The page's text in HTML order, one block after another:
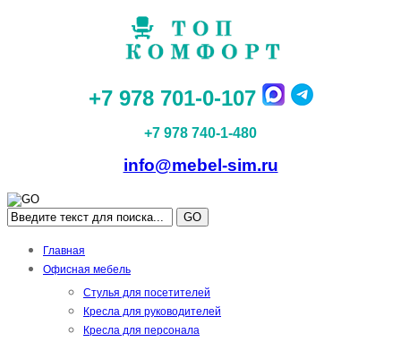
+7 978 701-0-107
+7 978 740-1-480
info@mebel-sim.ru
GO
Главная
Офисная мебель
Стулья для посетителей
Кресла для руководителей
Кресла для персонала